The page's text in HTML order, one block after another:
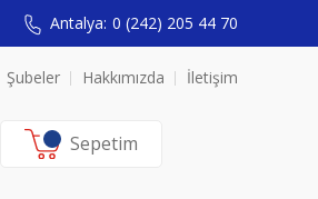
Antalya: 0 (242) 205 44 70
Şubeler Hakkımızda İletişim
Sepetim